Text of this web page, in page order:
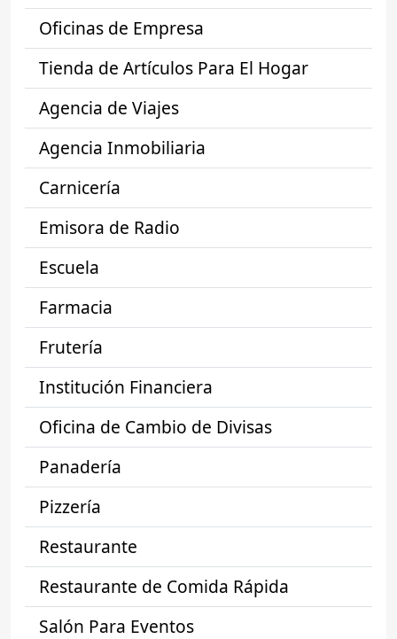
Oficinas de Empresa
Tienda de Artículos Para El Hogar
Agencia de Viajes
Agencia Inmobiliaria
Carnicería
Emisora de Radio
Escuela
Farmacia
Frutería
Institución Financiera
Oficina de Cambio de Divisas
Panadería
Pizzería
Restaurante
Restaurante de Comida Rápida
Salón Para Eventos